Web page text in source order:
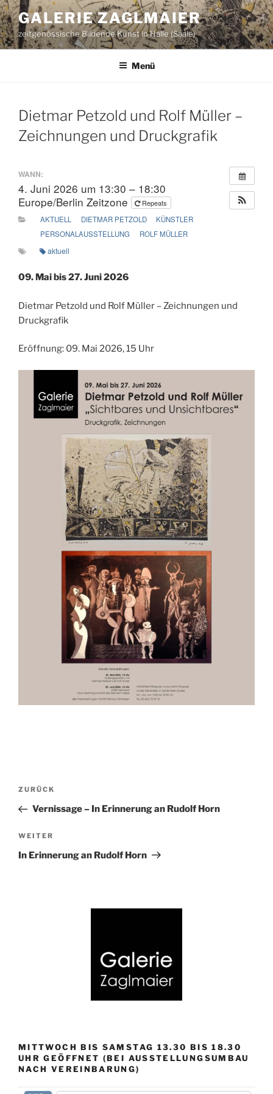
Zum
Inhalt
springen
GALERIE ZAGLMAIER
zeitgenössische Bildende Kunst in Halle (Saale)
Menü
Dietmar Petzold und Rolf Müller –
Zeichnungen und Druckgrafik
WANN:
4. Juni 2026 um 13:30 – 18:30
Europe/Berlin Zeitzone
Repeats
AKTUELL
DIETMAR PETZOLD
KÜNSTLER
PERSONALAUSSTELLUNG
ROLF MÜLLER
aktuell
09. Mai bis 27. Juni 2026
Dietmar Petzold und Rolf Müller – Zeichnungen und
Druckgrafik
Eröffnung: 09. Mai 2026, 15 Uhr
Beitragsnavigation
Vorheriger
Beitrag
ZURÜCK
Vernissage – In Erinnerung an Rudolf Horn
Nächster
Beitrag
WEITER
In Erinnerung an Rudolf Horn
MITTWOCH BIS SAMSTAG 13.30 BIS 18.30
UHR GEÖFFNET (BEI AUSSTELLUNGSUMBAU
NACH VEREINBARUNG)